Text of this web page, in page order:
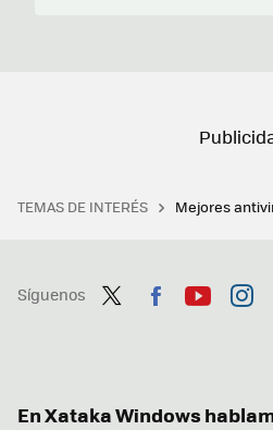
TEMAS DE INTERÉS Mejores
Síguenos
En Xataka Windows